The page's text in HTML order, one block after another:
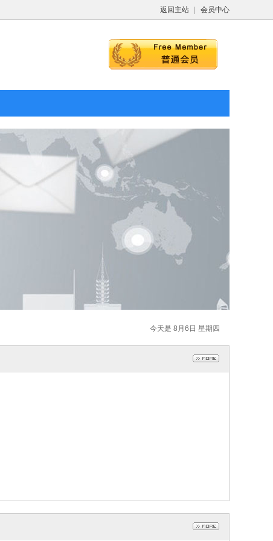
返回主站 会员中心
今天是 8月6日 星期四